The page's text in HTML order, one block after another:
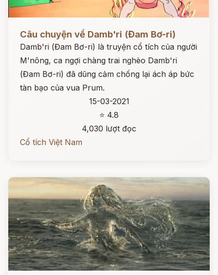
Câu chuyện về Damb'ri (Đam Bơ-ri)
Damb'ri (Đam Bơ-ri) là truyện cổ tích của người
M'nông, ca ngợi chàng trai nghèo Damb'ri
(Đam Bơ-ri) đã dũng cảm chống lại ách áp bức
tàn bạo của vua Prum.
15-03-2021
⭐ 4.8
4,030 lượt đọc
Cổ tích Việt Nam